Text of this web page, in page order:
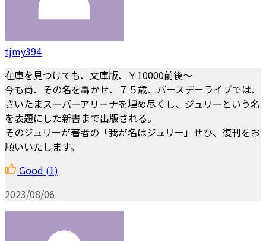
tjmy394
在庫を見つけても、文庫版、￥10000前後～
今も尚、その名を轟かせ、７５歳、バースデーライブでは、
さいたまスーパーアリーナを埋め尽くし、ジュリーという名
を表題にした新書まで出版される。
そのジュリーが著者の「我が名はジュリー」ぜひ、復刊をお
願いいたします。
Good (1)
2023/08/06